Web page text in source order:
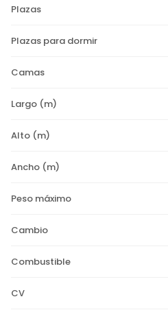
Plazas
Plazas para dormir
Camas
Largo (m)
Alto (m)
Ancho (m)
Peso máximo
Cambio
Combustible
CV